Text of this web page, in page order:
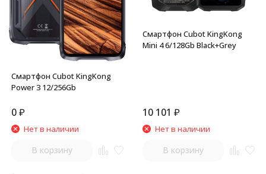
Смартфон Cubot KingKong
Power 3 12/256Gb
0₽
Нет в наличии
В корзину
Смартфон Cubot KingKong
Mini 4 6/128Gb Black+Grey
10 101 ₽
Нет в наличии
В корзину